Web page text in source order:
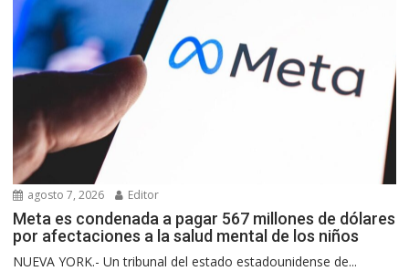
agosto 7, 2026 Editor
Meta es condenada a pagar 567 millones de dólares
por afectaciones a la salud mental de los niños
NUEVA YORK.- Un tribunal del estado estadounidense de...